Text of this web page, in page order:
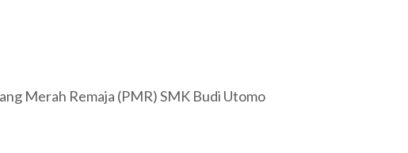
Merah Remaja (PMR) SMK Budi Utomo